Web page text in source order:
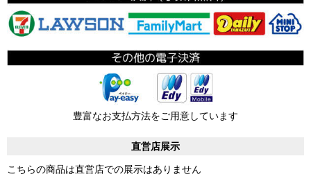
豊富なお支払方法をご用意しています
直営店展示
こちらの商品は直営店での展示はありません